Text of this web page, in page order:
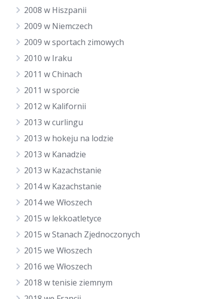
2008 w Hiszpanii
2009 w Niemczech
2009 w sportach zimowych
2010 w Iraku
2011 w Chinach
2011 w sporcie
2012 w Kalifornii
2013 w curlingu
2013 w hokeju na lodzie
2013 w Kanadzie
2013 w Kazachstanie
2014 w Kazachstanie
2014 we Włoszech
2015 w lekkoatletyce
2015 w Stanach Zjednoczonych
2015 we Włoszech
2016 we Włoszech
2018 w tenisie ziemnym